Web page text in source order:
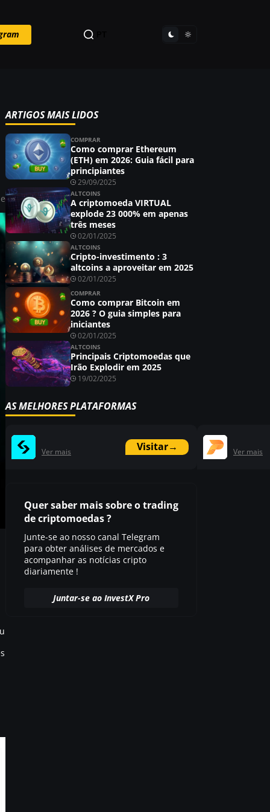
ARTIGOS MAIS LIDOS
COMPRAR
Como comprar Ethereum
(ETH) em 2026: Guia fácil para
principiantes
29/09/2025
ALTCOINS
A criptomoeda VIRTUAL
explode 23 000% em apenas
três meses
02/01/2025
ALTCOINS
Cripto-investimento : 3
altcoins a aproveitar em 2025
02/01/2025
COMPRAR
Como comprar Bitcoin em
2026 ? O guia simples para
iniciantes
02/01/2025
ALTCOINS
Principais Criptomoedas que
Irão Explodir em 2025
19/02/2025
AS MELHORES PLATAFORMAS
Visitar→
Ver mais Ver mais
Quer saber mais sobre o trading
de criptomoedas ?
Junte-se ao nosso canal Telegram
para obter análises de mercados e
acompanhar as notícias cripto
diariamente !
Juntar-se ao InvestX Pro